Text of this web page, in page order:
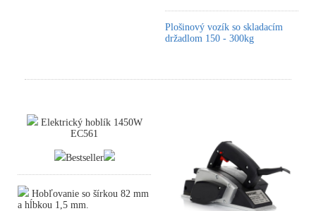
Plošinový vozík so skladacím
držadlom 150 - 300kg
Elektrický hoblík 1450W
EC561
Bestseller
Hobľovanie so šírkou 82 mm
a hĺbkou 1,5 mm.